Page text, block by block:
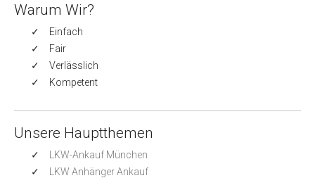
Warum Wir?
Einfach
Fair
Verlässlich
Kompetent
Unsere Hauptthemen
LKW-Ankauf München
LKW Anhänger Ankauf